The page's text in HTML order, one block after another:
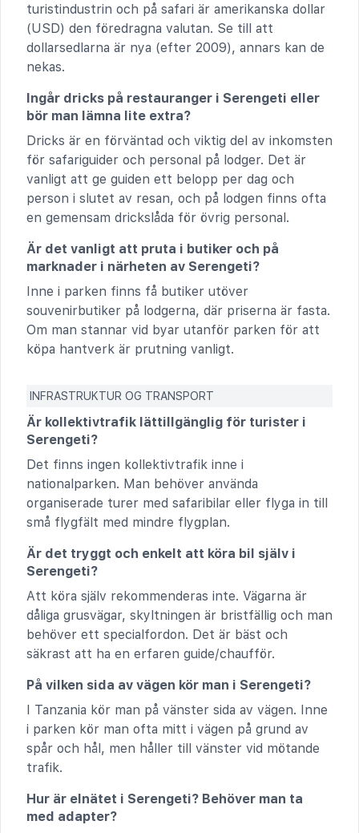
turistindustrin och på safari är amerikanska dollar
(USD) den föredragna valutan. Se till att
dollarsedlarna är nya (efter 2009), annars kan de
nekas.
Ingår dricks på restauranger i Serengeti eller
bör man lämna lite extra?
Dricks är en förväntad och viktig del av inkomsten
för safariguider och personal på lodger. Det är
vanligt att ge guiden ett belopp per dag och
person i slutet av resan, och på lodgen finns ofta
en gemensam drickslåda för övrig personal.
Är det vanligt att pruta i butiker och på
marknader i närheten av Serengeti?
Inne i parken finns få butiker utöver
souvenirbutiker på lodgerna, där priserna är fasta.
Om man stannar vid byar utanför parken för att
köpa hantverk är prutning vanligt.
INFRASTRUKTUR OG TRANSPORT
Är kollektivtrafik lättillgänglig för turister i
Serengeti?
Det finns ingen kollektivtrafik inne i
nationalparken. Man behöver använda
organiserade turer med safaribilar eller flyga in till
små flygfält med mindre flygplan.
Är det tryggt och enkelt att köra bil själv i
Serengeti?
Att köra själv rekommenderas inte. Vägarna är
dåliga grusvägar, skyltningen är bristfällig och man
behöver ett specialfordon. Det är bäst och
säkrast att ha en erfaren guide/chaufför.
På vilken sida av vägen kör man i Serengeti?
I Tanzania kör man på vänster sida av vägen. Inne
i parken kör man ofta mitt i vägen på grund av
spår och hål, men håller till vänster vid mötande
trafik.
Hur är elnätet i Serengeti? Behöver man ta
med adapter?